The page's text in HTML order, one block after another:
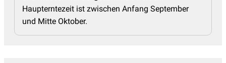
Haupterntezeit ist zwischen Anfang September
und Mitte Oktober.